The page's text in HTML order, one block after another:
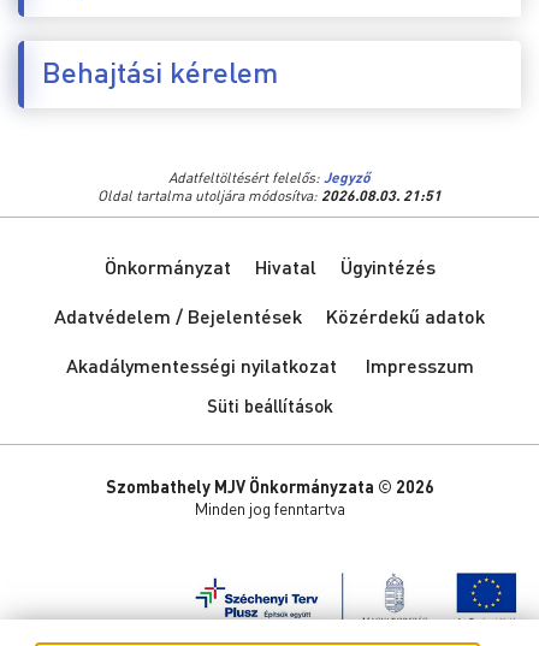
Behajtási kérelem
Adatfeltöltésért felelős: Jegyző
Oldal tartalma utoljára módosítva: 2026.08.03. 21:51
Önkormányzat Hivatal
Ügyintézés
Adatvédelem / Bejelentések
Közérdekű adatok
Akadálymentességi nyilatkozat
Impresszum
Süti beállítások
Szombathely MJV Önkormányzata © 2026
Minden jog fenntartva